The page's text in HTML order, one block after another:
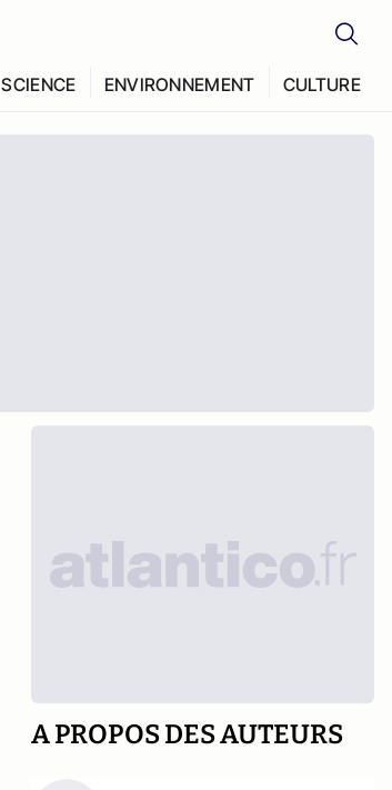
SCIENCE ENVIRONNEMENT CULTURE
A PROPOS DES AUTEURS